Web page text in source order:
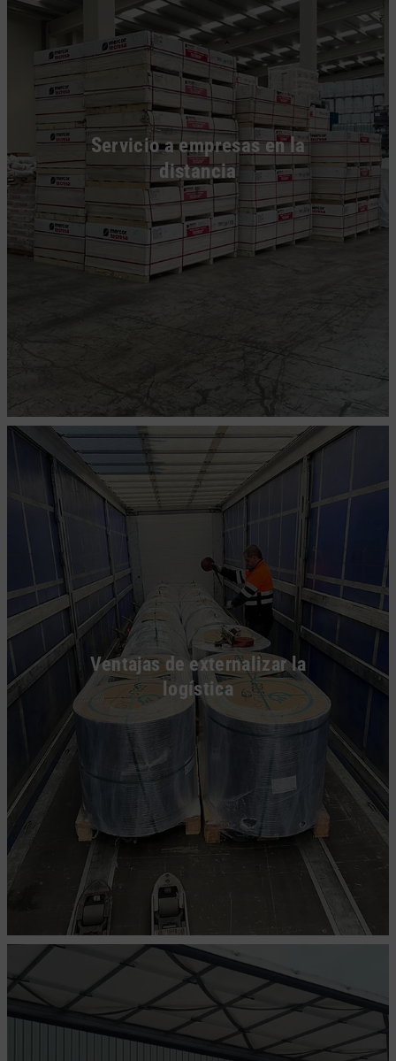
Servicio a empresas en la
distancia
Ventajas de externalizar la
logística